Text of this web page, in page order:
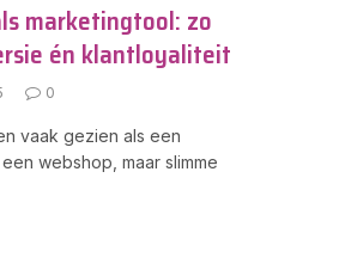
marketingtool: zo
én klantloyaliteit
0
vaak gezien als een
webshop, maar slimme